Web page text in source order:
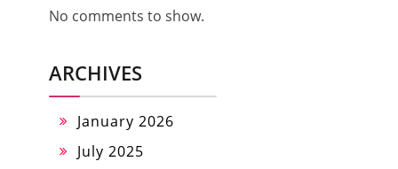
No comments to show.
ARCHIVES
January 2026
July 2025